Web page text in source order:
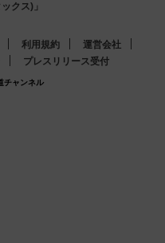
クス)」
利用規約
運営会社
プレスリリース受付
チャンネル